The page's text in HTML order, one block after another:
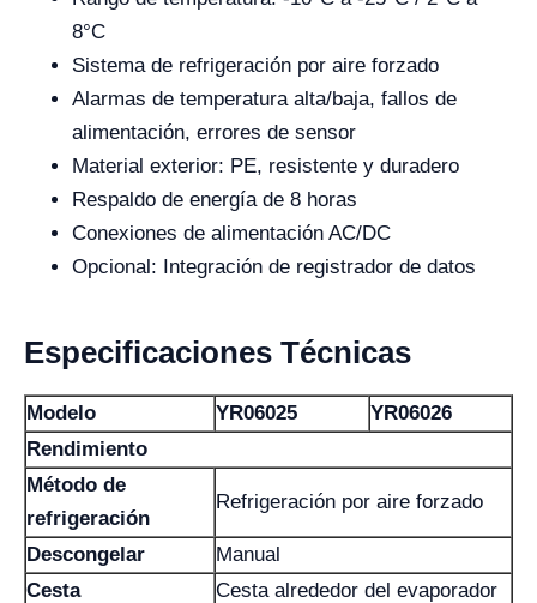
8°C
Sistema de refrigeración por aire forzado
Alarmas de temperatura alta/baja, fallos de
alimentación, errores de sensor
Material exterior: PE, resistente y duradero
Respaldo de energía de 8 horas
Conexiones de alimentación AC/DC
Opcional: Integración de registrador de datos
Especificaciones Técnicas
Modelo YR06025
YR06026
Rendimiento
Método de
refrigeración
Refrigeración por aire forzado
Descongelar
Manual
Cesta
Cesta alrededor del evaporador